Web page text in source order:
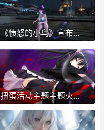
《愤怒的小鸟》宣布国服回归 愤怒的小鸟经典版老版
扭蛋活动主题主题火热进行中《封印者》郊游路上的小白兔限时返场 扭蛋项目